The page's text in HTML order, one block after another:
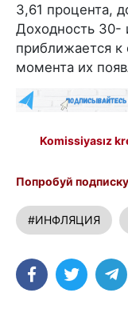
3,61 процента,
Доходность 30-
приближается
момента их
Komissiyasız
Попробуй
#ИНФЛЯЦИЯ